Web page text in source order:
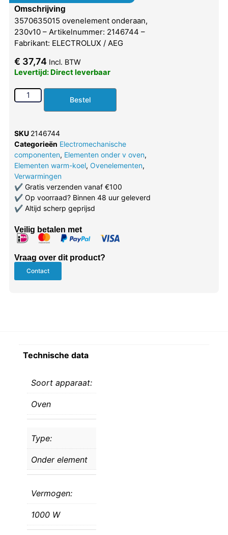
Omschrijving
3570635015 ovenelement onderaan,
230v10 – Artikelnummer: 2146744 –
Fabrikant: ELECTROLUX / AEG
€ 37,74 Incl. BTW
Levertijd: Direct leverbaar
Bestel
SKU 2146744
Categorieën Electromechanische
componenten, Elementen onder v oven,
Elementen warm-koel, Ovenelementen,
Verwarmingen
✔Gratis verzenden vanaf €100
✔Op voorraad? Binnen 48 uur geleverd
✔Altijd scherp geprijsd
Veilig betalen met
Vraag over dit product?
Contact
Technische data
Soort apparaat:
Oven
Type:
Onder element
Vermogen:
1000 W